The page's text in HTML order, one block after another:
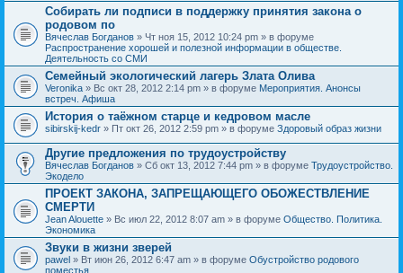
Собирать ли подписи в поддержку принятия закона о
родовом по
Вячеслав Богданов » Чт ноя 15, 2012 10:24 pm » в форуме
Распространение хорошей и полезной информации в обществе.
Деятельность со СМИ
Семейный экологический лагерь Злата Олива
Veronika » Вс окт 28, 2012 2:14 pm » в форуме Мероприятия. Анонсы
встреч. Афиша
История о таёжном старце и кедровом масле
sibirskij-kedr » Пт окт 26, 2012 2:59 pm » в форуме Здоровый образ жизни
Другие предложения по трудоустройству
Вячеслав Богданов » Сб окт 13, 2012 7:44 pm » в форуме Трудоустройство.
Экодело
ПРОЕКТ ЗАКОНА, ЗАПРЕЩАЮЩЕГО ОБОЖЕСТВЛЕНИЕ
СМЕРТИ
Jean Alouette » Вс июл 22, 2012 8:07 am » в форуме Общество. Политика.
Экономика
Звуки в жизни зверей
pawel » Вт июн 26, 2012 6:47 am » в форуме Обустройство родового
поместья